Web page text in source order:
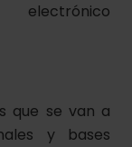
que se van a
y bases